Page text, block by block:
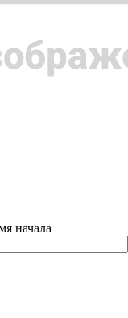
начала